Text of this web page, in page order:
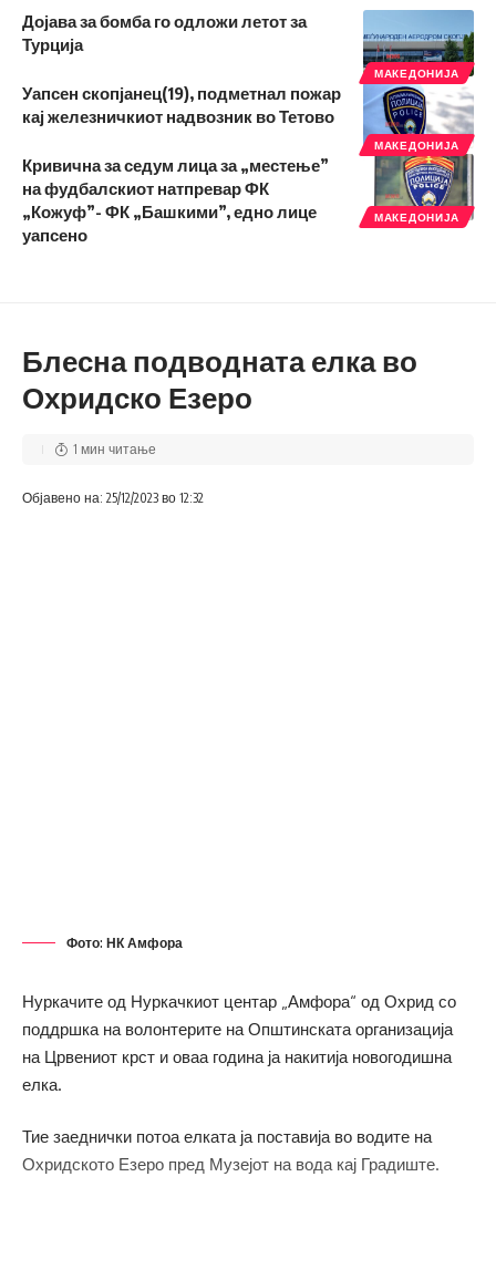
МАКЕДОНИЈА
Дојава за бомба го одложи летот за
Турција
МАКЕДОНИЈА
Уапсен скопјанец(19), подметнал пожар
кај железничкиот надвозник во Тетово
МАКЕДОНИЈА
Кривична за седум лица за „местење”
на фудбалскиот натпревар ФК
„Кожуф”- ФК „Башкими”, едно лице
уапсено
Блесна подводната елка во
Охридско Езеро
Објавено на: 25/12/2023 во 12:32
1 мин читање
Фото: НК Амфора
Нуркачите од Нуркачкиот центар „Амфора“ од Охрид со
поддршка на волонтерите на Општинската организација
на Црвениот крст и оваа година ја накитија новогодишна
елка.
Тие заеднички потоа елката ја поставија во водите на
Охридското Езеро пред Музејот на вода кај Градиште.